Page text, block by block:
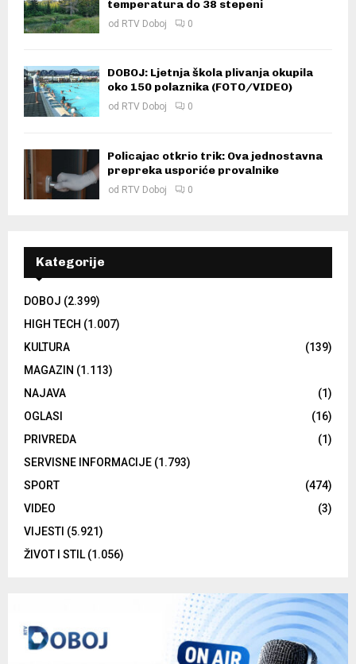
temperatura do 38 stepeni
od RTV Doboj 0
DOBOJ: Ljetnja škola plivanja okupila
oko 150 polaznika (FOTO/VIDEO)
od RTV Doboj 0
Policajac otkrio trik: Ova jednostavna
prepreka usporiće provalnike
od RTV Doboj 0
Kategorije
DOBOJ (2.399)
HIGH TECH (1.007)
KULTURA
(139)
MAGAZIN (1.113)
NAJAVA
(1)
OGLASI
(16)
PRIVREDA
(1)
SERVISNE INFORMACIJE (1.793)
SPORT
(474)
VIDEO
(3)
VIJESTI (5.921)
ŽIVOT I STIL (1.056)